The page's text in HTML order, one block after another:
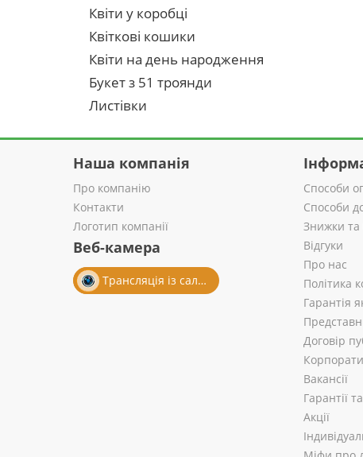
Квіти у коробці
Квіткові кошики
Квіти на день народження
Букет з 51 троянди
Листівки
Наша компанія
Про компанію
Контакти
Логотип компанії
Веб-камера
Трансляція із салону
Способи
Способи
Знижки та
Відгуки
Про нас
Політика
Гарантія
Договір
Вакансії
Гарантії
Акції